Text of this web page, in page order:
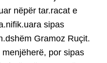
nëpër tar.racat e
sipas
Gramoz Ruçit.
por sipas